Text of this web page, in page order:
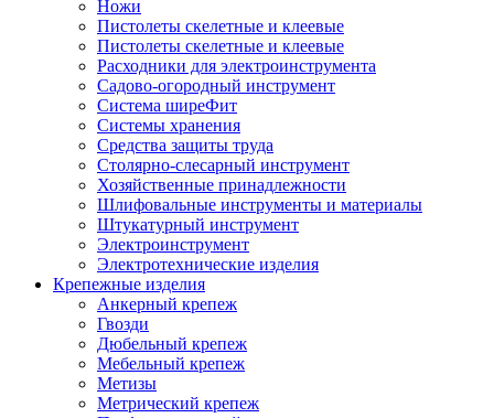
Ножи
Пистолеты скелетные и клеевые
Пистолеты скелетные и клеевые
Расходники для электроинструмента
Садово-огородный инструмент
Система ширеФит
Системы хранения
Средства защиты труда
Столярно-слесарный инструмент
Хозяйственные принадлежности
Шлифовальные инструменты и материалы
Штукатурный инструмент
Электроинструмент
Электротехнические изделия
Крепежные изделия
Анкерный крепеж
Гвозди
Дюбельный крепеж
Мебельный крепеж
Метизы
Метрический крепеж